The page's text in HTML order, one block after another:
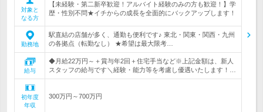
対象と
なる方
【未経験・第二新卒歓迎！アルバイト経験のみの方も歓迎！】学
歴・性別不問★イチからの成長を全面的にバックアップします！
勤務地
駅直結の店舗が多く、通勤も便利です♪ 東北・関東・関西・九州
の各拠点（転勤なし） ★希望は最大限考…
給与
◆月給22万円～＋賞与年2回＋住宅手当など※上記金額は、新人
スタッフの給与です＼経験・能力等を考慮し優遇いたします！…
初年度
年収
300万円～700万円